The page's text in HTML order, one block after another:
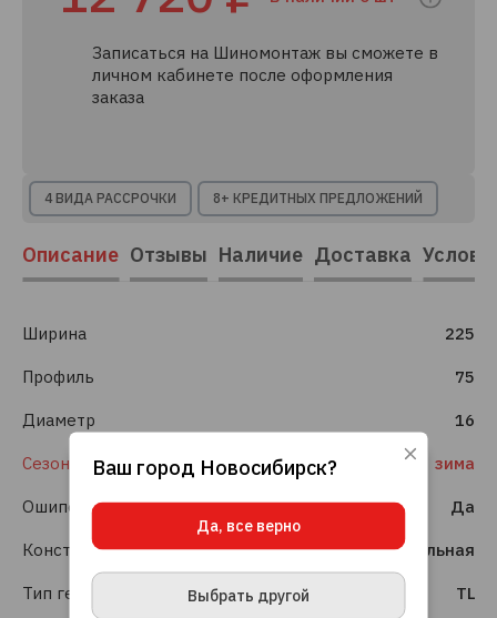
Записаться на Шиномонтаж вы сможете в
личном кабинете после оформления
заказа
4 ВИДА РАССРОЧКИ 8+ КРЕДИТНЫХ ПРЕДЛОЖЕНИЙ
Описание Отзывы Наличие Доставка
Ширина 225
Профиль 75
Диаметр 16
Сезонность зима
Ошиповка шин Да
Конструкция шины Радиальная
Тип герметизации TL
Ваш город Новосибирск?
Да, все верно
Выбрать другой
Используя данный сайт, вы даете согласие
нам делать его удобнее для вас.